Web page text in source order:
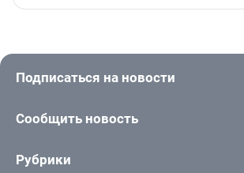
Подписаться на новости
Сообщить новость
Рубрики